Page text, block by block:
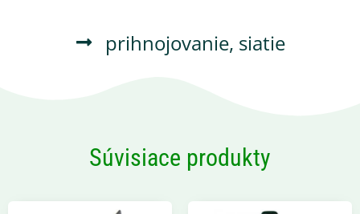
prihnojovanie, siatie
Súvisiace produkty